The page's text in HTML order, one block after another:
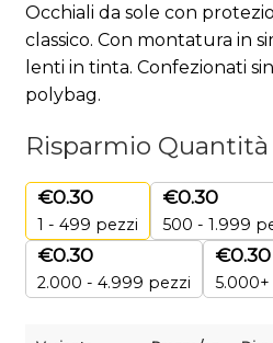
Occhiali da sole con
classico. Con montatura in
lenti in tinta. Confezionati
polybag.
Risparmio Quantità
€0.30
1 - 499 pezzi
€0.30
500 - 1.999
€0.30
2.000 - 4.999 pezzi
€0.30